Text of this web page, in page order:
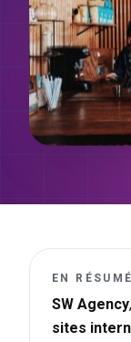
EN RÉSUMÉ
SW Agency
sites